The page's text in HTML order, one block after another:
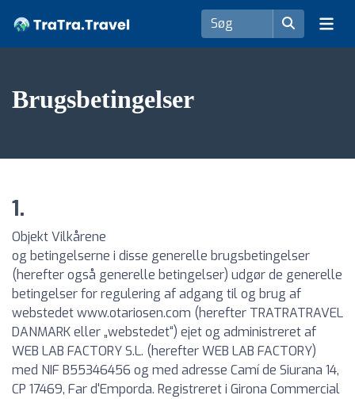
Brugsbetingelser
1.
Objekt Vilkårene
og betingelserne i disse generelle brugsbetingelser
(herefter også generelle betingelser) udgør de generelle
betingelser for regulering af adgang til og brug af
webstedet www.otariosen.com (herefter TRATRATRAVEL
DANMARK eller „webstedet“) ejet og administreret af
WEB LAB FACTORY S.L. (herefter WEB LAB FACTORY)
med NIF B55346456 og med adresse Camí de Siurana 14,
CP 17469, Far d'Emporda. Registreret i Girona Commercial